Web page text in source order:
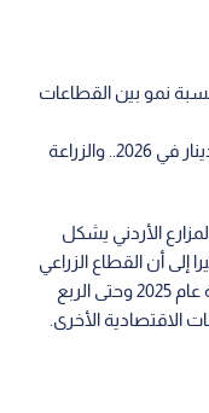
نسبة نمو بين القطاعات
صادرات الأردن الزراعية تتجاوز 1.8 مليار دينار في 2026.. والزراعة
الأردني يشكل
إلى أن القطاع الزراعي
حقق رغم التحديات أعلى نسبة نمو مع نهاية عام 2025 وحتى الربع
الاقتصادية الأخرى.